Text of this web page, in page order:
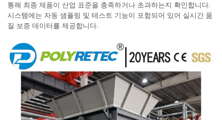
통해 최종 제품이 산업 표준을 충족하거나 초과하는지 확인합니다.
시스템에는 자동 샘플링 및 테스트 기능이 포함되어 있어 실시간 품
질 보증 데이터를 제공합니다.